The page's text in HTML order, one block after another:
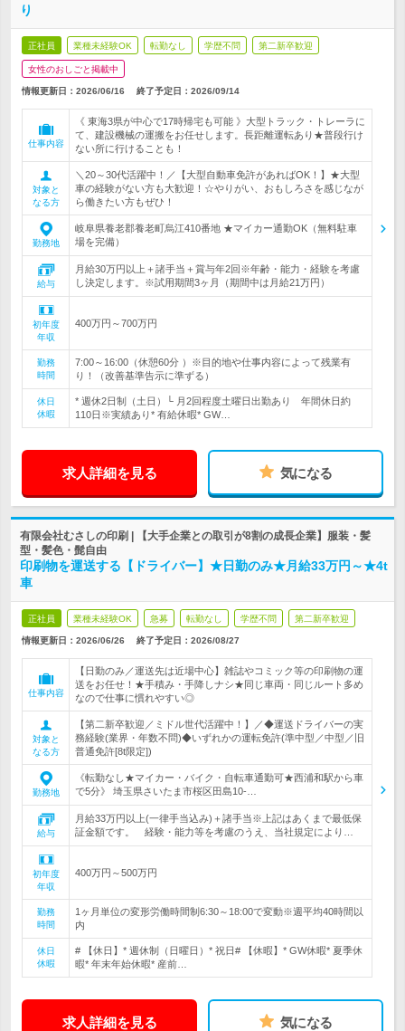
り
正社員 業種未経験OK 転勤なし 学歴不問 第二新卒歓迎
女性のおしごと掲載中
情報更新日：2026/06/16 終了予定日： 2026/09/14
仕事内容
《 東海3県が中心で17時帰宅も可能 》大型トラック・トレーラに
て、建設機械の運搬をお任せします。長距離運転あり★普段行け
ない所に行けることも！
対象と
なる方
＼20～30代活躍中！／【大型自動車免許があればOK！】★大型
車の経験がない方も大歓迎！☆やりがい、おもしろさを感じなが
ら働きたい方もぜひ！
勤務地
岐阜県養老郡養老町烏江410番地 ★マイカー通勤OK（無料駐車
場を完備）
給与
月給30万円以上＋諸手当＋賞与年2回※年齢・能力・経験を考慮
し決定します。※試用期間3ヶ月（期間中は月給21万円）
初年度
年収
400万円～700万円
勤務
時間
7:00～16:00（休憩60分 ）※目的地や仕事内容によって残業有
り！（改善基準告示に準ずる）
休日
休暇
* 週休2日制（土日）└ 月2回程度土曜日出勤あり 年間休日約
110日※実績あり* 有給休暇* GW…
求人詳細を見る 気になる
有限会社むさしの印刷 | 【大手企業との取引が8割の成長企業】服装・髪
型・髪色・髭自由
印刷物を運送する【ドライバー】★日勤のみ★月給33万円～★4t
車
正社員 業種未経験OK 急募 転勤なし 学歴不問 第二新卒歓迎
情報更新日：2026/06/26 終了予定日： 2026/08/27
仕事内容
【日勤のみ／運送先は近場中心】雑誌やコミック等の印刷物の運
送をお任せ！★手積み・手降しナシ★同じ車両・同じルート多め
なので仕事に慣れやすい◎
対象と
なる方
【第二新卒歓迎／ミドル世代活躍中！】／◆運送ドライバーの実
務経験(業界・年数不問)◆いずれかの運転免許(準中型／中型／旧
普通免許[8t限定])
勤務地
《転勤なし★マイカー・バイク・自転車通勤可★西浦和駅から車
で5分》 埼玉県さいたま市桜区田島10-…
給与
月給33万円以上(一律手当込み)＋諸手当※上記はあくまで最低保
証金額です。 経験・能力等を考慮のうえ、当社規定により…
初年度
年収
400万円～500万円
勤務
時間
1ヶ月単位の変形労働時間制6:30～18:00で変動※週平均40時間以
内
休日
休暇
# 【休日】* 週休制（日曜日）* 祝日# 【休暇】* GW休暇* 夏季休
暇* 年末年始休暇* 産前…
求人詳細を見る 気になる